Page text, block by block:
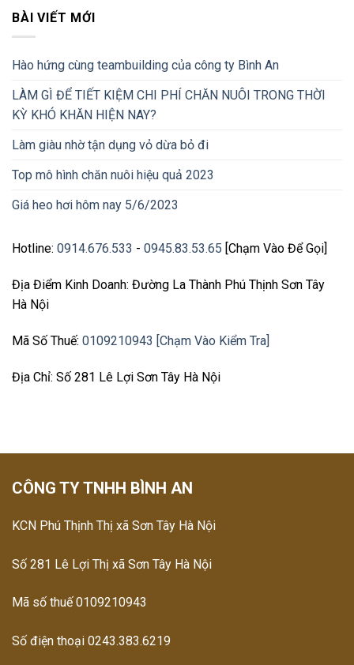
BÀI VIẾT MỚI
Hào hứng cùng teambuilding của công ty Bình An
LÀM GÌ ĐỂ TIẾT KIỆM CHI PHÍ CHĂN NUÔI TRONG THỜI
KỲ KHÓ KHĂN HIỆN NAY?
Làm giàu nhờ tận dụng vỏ dừa bỏ đi
Top mô hình chăn nuôi hiệu quả 2023
Giá heo hơi hôm nay 5/6/2023
Hotline: 0914.676.533 - 0945.83.53.65 [Chạm Vào Để Gọi]
Địa Điểm Kinh Doanh: Đường La Thành Phú Thịnh Sơn Tây
Hà Nội
Mã Số Thuế: 0109210943 [Chạm Vào Kiểm Tra]
Địa Chỉ: Số 281 Lê Lợi Sơn Tây Hà Nội
CÔNG TY TNHH BÌNH AN
KCN Phú Thịnh Thị xã Sơn Tây Hà Nội
Số 281 Lê Lợi Thị xã Sơn Tây Hà Nội
Mã số thuế 0109210943
Số điện thoại 0243.383.6219